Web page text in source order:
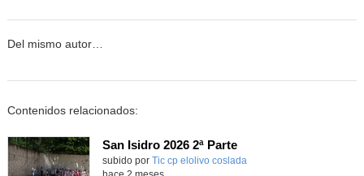
Del mismo autor…
Contenidos relacionados:
San Isidro 2026 2ª Parte
subido por Tic cp elolivo coslada